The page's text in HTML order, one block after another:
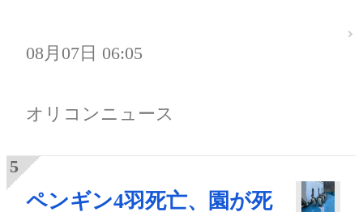
08月07日 06:05
オリコンニュース
ペンギン4羽死亡、園が死